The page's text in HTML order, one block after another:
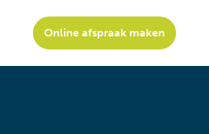
Online afspraak maken